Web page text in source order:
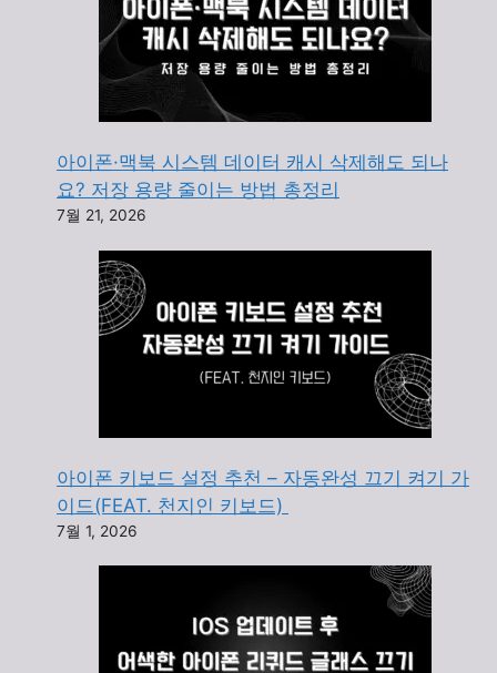
아이폰·맥북 시스템 데이터 캐시 삭제해도 되나
요? 저장 용량 줄이는 방법 총정리
7월 21, 2026
아이폰 키보드 설정 추천 – 자동완성 끄기 켜기 가
이드(FEAT. 천지인 키보드)
7월 1, 2026